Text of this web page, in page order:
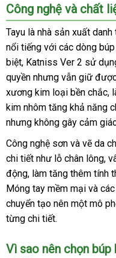
Công nghệ và chất
Tayu là nhà sản xuất
nổi tiếng với các dòng
biệt, Katniss Ver 2 sử
quyền nhưng vẫn giữ
xương kim loại bền chắc,
kim nhôm tăng khả năng
nhưng không gây cảm
Công nghệ sơn và vẽ da
chi tiết như lỗ chân lông,
động, làm tăng thêm tính
Móng tay mềm mại và
chuyển tạo nên một mô
từng chi tiết.
Vì sao nên chọn